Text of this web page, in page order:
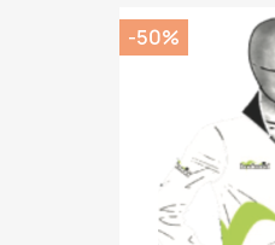
-50%